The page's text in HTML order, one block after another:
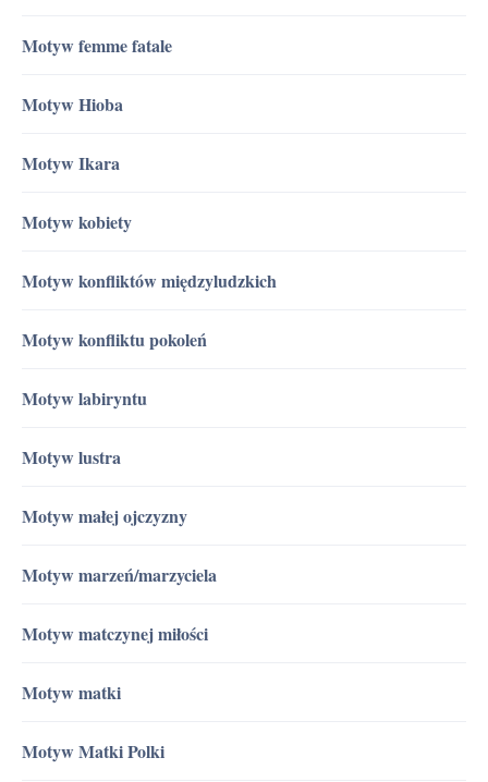
Motyw femme fatale
Motyw Hioba
Motyw Ikara
Motyw kobiety
Motyw konfliktów międzyludzkich
Motyw konfliktu pokoleń
Motyw labiryntu
Motyw lustra
Motyw małej ojczyzny
Motyw marzeń/marzyciela
Motyw matczynej miłości
Motyw matki
Motyw Matki Polki